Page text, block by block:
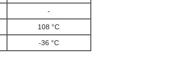
-
108 °C
-36 °C